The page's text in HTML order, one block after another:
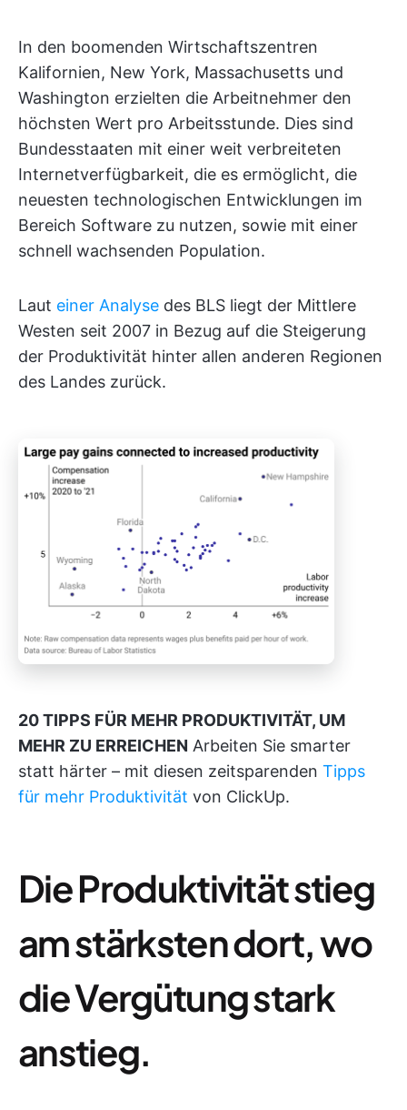
In den boomenden Wirtschaftszentren
Kalifornien, New York, Massachusetts und
Washington erzielten die Arbeitnehmer den
höchsten Wert pro Arbeitsstunde. Dies sind
Bundesstaaten mit einer weit verbreiteten
Internetverfügbarkeit, die es ermöglicht, die
neuesten technologischen Entwicklungen im
Bereich Software zu nutzen, sowie mit einer
schnell wachsenden Population.
Laut einer Analyse des BLS liegt der Mittlere
Westen seit 2007 in Bezug auf die Steigerung
der Produktivität hinter allen anderen Regionen
des Landes zurück.
20 TIPPS FÜR MEHR PRODUKTIVITÄT, UM
MEHR ZU ERREICHEN Arbeiten Sie smarter
statt härter – mit diesen zeitsparenden Tipps
für mehr Produktivität von ClickUp.
Die Produktivität stieg
am stärksten dort, wo
die Vergütung stark
anstieg.